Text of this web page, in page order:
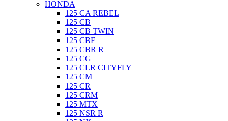
HONDA
125 CA REBEL
125 CB
125 CB TWIN
125 CBF
125 CBR R
125 CG
125 CLR CITYFLY
125 CM
125 CR
125 CRM
125 MTX
125 NSR R